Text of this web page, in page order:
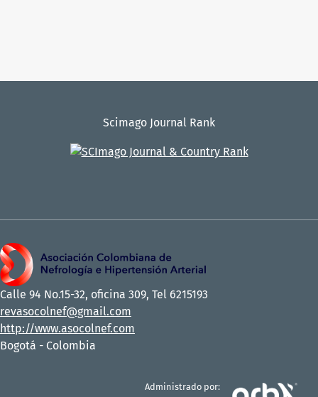
Scimago Journal Rank
Calle 94 No.15-32, oficina 309, Tel 6215193
revasocolnef@gmail.com
http://www.asocolnef.com
Bogotá - Colombia
Administrado por: